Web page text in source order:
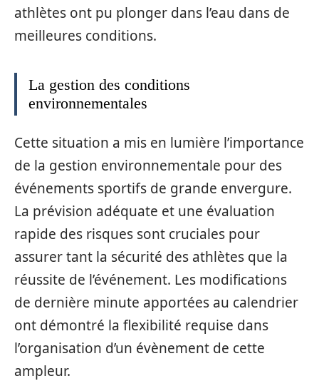
athlètes ont pu plonger dans l’eau dans de
meilleures conditions.
La gestion des conditions
environnementales
Cette situation a mis en lumière l’importance
de la gestion environnementale pour des
événements sportifs de grande envergure.
La prévision adéquate et une évaluation
rapide des risques sont cruciales pour
assurer tant la sécurité des athlètes que la
réussite de l’événement. Les modifications
de dernière minute apportées au calendrier
ont démontré la flexibilité requise dans
l’organisation d’un évènement de cette
ampleur.